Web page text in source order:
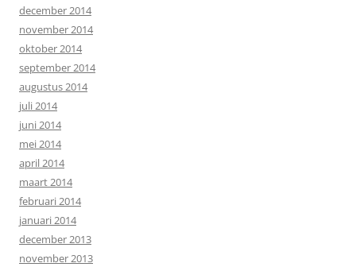
december 2014
november 2014
oktober 2014
september 2014
augustus 2014
juli 2014
juni 2014
mei 2014
april 2014
maart 2014
februari 2014
januari 2014
december 2013
november 2013